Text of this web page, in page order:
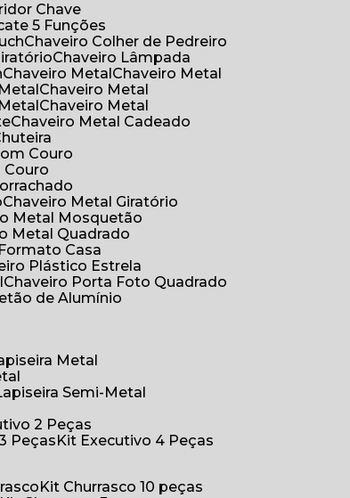
Chave
5 Funções
Chaveiro Colher de Pedreiro
Chaveiro Lâmpada
Chaveiro Metal
Chaveiro Metal
Chaveiro Metal
Chaveiro Metal
Chaveiro Metal Cadeado
Couro
Couro
Chaveiro Metal Giratório
Metal Mosquetão
Metal Quadrado
Casa
Plástico Estrela
Chaveiro Porta Foto Quadrado
de Alumínio
Metal
Semi-Metal
2 Peças
Peças
Kit Executivo 4 Peças
Kit Churrasco 10 peças